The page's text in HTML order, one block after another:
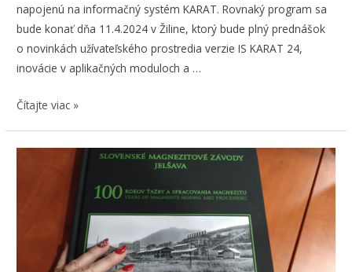
napojenú na informačný systém KARAT. Rovnaký program sa
bude konať dňa 11.4.2024 v Žiline, ktorý bude plný prednášok
o novinkách užívateľského prostredia verzie IS KARAT 24,
inovácie v aplikačných moduloch a …
KARAT
vyskúšať
Čítajte viac »